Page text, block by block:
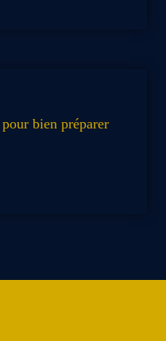
bien préparer